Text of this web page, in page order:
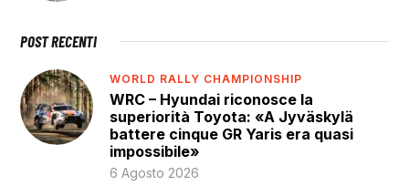
POST RECENTI
WORLD RALLY CHAMPIONSHIP
WRC – Hyundai riconosce la
superiorità Toyota: «A Jyväskylä
battere cinque GR Yaris era quasi
impossibile»
6 Agosto 2026